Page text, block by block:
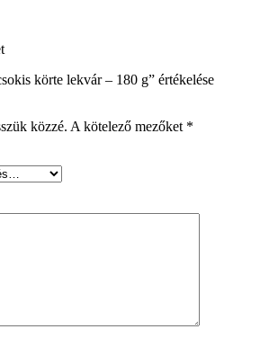
körte lekvár – 180 g” értékelése
közzé. A kötelező mezőket *